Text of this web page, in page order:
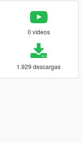
0 vídeos
1.929 descargas